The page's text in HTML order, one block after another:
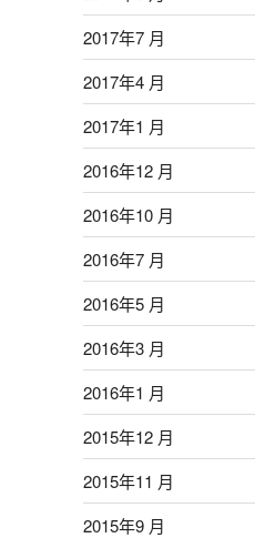
2017年7 月
2017年4 月
2017年1 月
2016年12 月
2016年10 月
2016年7 月
2016年5 月
2016年3 月
2016年1 月
2015年12 月
2015年11 月
2015年9 月